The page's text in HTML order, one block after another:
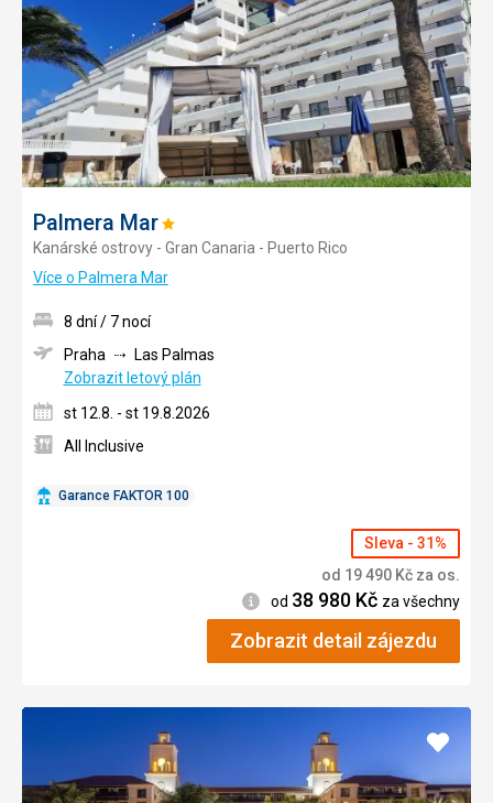
Palmera MarHodnocení:
1/5
Kanárské ostrovy - Gran Canaria - Puerto Rico
Více o Palmera Mar
Garance FAKTOR 100
8 dní / 7 nocí
Praha
Las Palmas
Zobrazit letový plán
st 12.8. - st 19.8.2026
All Inclusive
Sleva - 31%
od 19 490 Kč za os.
Informace
od 38 980 Kč za všechny
Zobrazit detail zájezdu
Přidat